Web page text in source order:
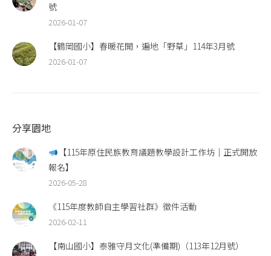
號
2026-01-07
【鶴岡國小】春暖花開，遍地「野草」114年3月號
2026-01-07
分享園地
【115年原住民族教育議題教學設計工作坊｜正式開放
報名】
2026-05-28
《115年度教師自主學習社群》徵件活動
2026-02-11
【南山國小】泰雅守月文化(準備期)（113年12月號）